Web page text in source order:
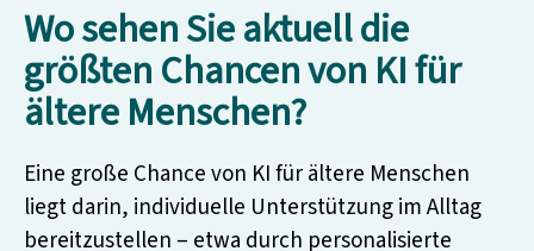
Wo sehen Sie aktuell die
größten Chancen von KI für
ältere Menschen?
Eine große Chance von KI für ältere Menschen
liegt darin, individuelle Unterstützung im Alltag
bereitzustellen – etwa durch personalisierte